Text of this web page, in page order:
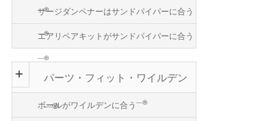
―®
サージダンペナーはサンドパイパーに合う
―®
エアリペアキットがサンドパイパーに合う
―®
パーツ・フィット・ワイルデン
―®
ボールがワイルデンに合う ―®